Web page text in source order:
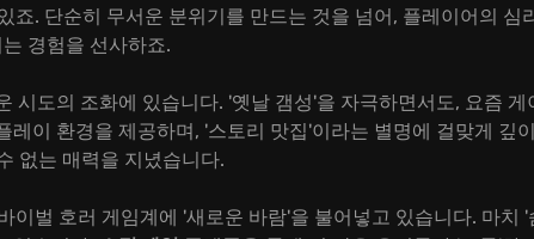
죠. 단순히 무서운 분위기를 만드는 것을 넘어, 플레이어의 심
경험을 선사하죠.
도의 조화에 있습니다. '옛날 갬성'을 자극하면서도, 요즘
레이 환경을 제공하며, '스토리 맛집'이라는 별명에 걸맞게 깊
없는 매력을 지녔습니다.
이벌 호러 게임계에 '새로운 바람'을 불어넣고 있습니다. 마치